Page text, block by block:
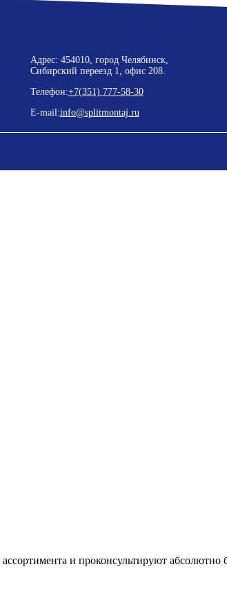
Адрес: 454010, город Челябинск,
Сибирский переезд 1, офис 208.
Телефон:+7(351) 777-58-30
E-mail:info@splitmontaj.ru
и проконсультируют абсолютно